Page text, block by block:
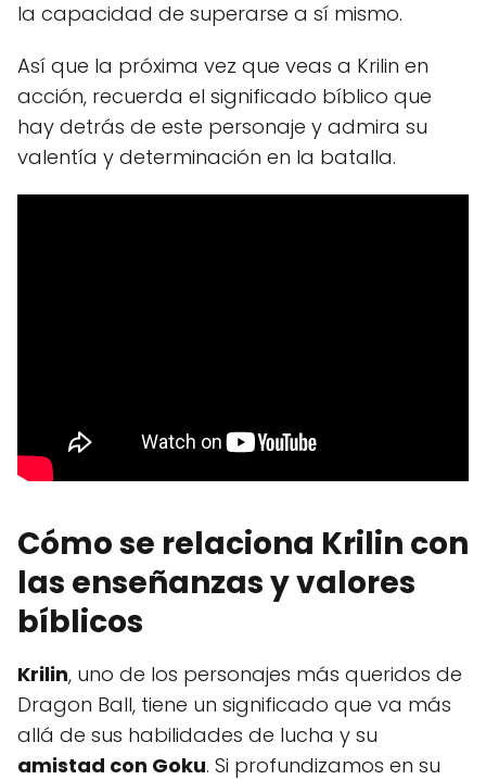
la capacidad de superarse a sí mismo.
Así que la próxima vez que veas a Krilin en
acción, recuerda el significado bíblico que
hay detrás de este personaje y admira su
valentía y determinación en la batalla.
Cómo se relaciona Krilin con
las enseñanzas y valores
bíblicos
Krilin, uno de los personajes más queridos de
Dragon Ball, tiene un significado que va más
allá de sus habilidades de lucha y su
amistad con Goku. Si profundizamos en su